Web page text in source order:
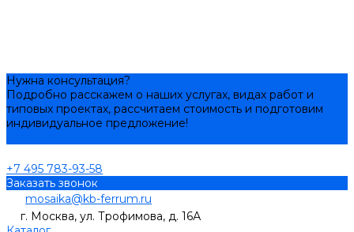
Нужна консультация?
Подробно расскажем о наших услугах, видах работ и
типовых проектах, рассчитаем стоимость и подготовим
индивидуальное предложение!
+7 495 783-93-58
Заказать звонок
mosaika@kb-ferrum.ru
г. Москва, ул. Трофимова, д. 16А